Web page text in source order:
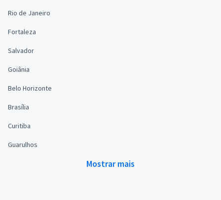
Rio de Janeiro
Fortaleza
Salvador
Goiânia
Belo Horizonte
Brasília
Curitiba
Guarulhos
Mostrar mais